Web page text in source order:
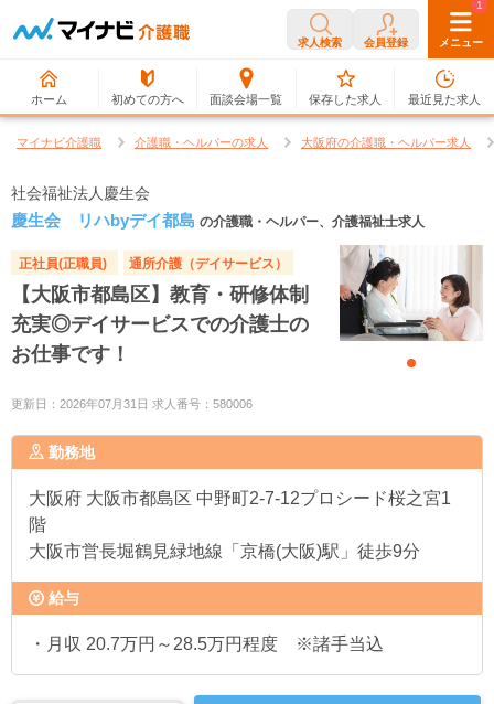
求人検索 会員登録 メニュー
ホーム 初めての方へ 面談会場一覧
0
保存した求人
1
最近見た求人
マイナビ介護職 介護職・ヘルパーの求人 大阪府の介護職・ヘルパー求人
社会福祉法人慶生会
慶生会 リハbyデイ都島 の介護職・ヘルパー、介護福祉士求人
正社員(正職員) 通所介護（デイサービス）
【大阪市都島区】教育・研修体制
充実◎デイサービスでの介護士の
お仕事です！
更新日：2026年07月31日 求人番号：580006
勤務地
大阪府 大阪市都島区 中野町2-7-12プロシード桜之宮1
階
大阪市営長堀鶴見緑地線「京橋(大阪)駅」徒歩9分
給与
・月収 20.7万円～28.5万円程度 ※諸手当込